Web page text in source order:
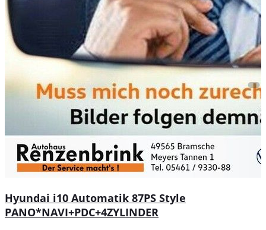
Hyundai i10 Automatik 87PS Style
PANO*NAVI+PDC+4ZYLINDER